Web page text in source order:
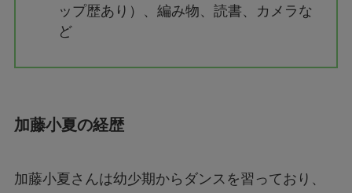
ップ歴あり）、編み物、読書、カメラな
ど
加藤小夏の経歴
加藤小夏さんは幼少期からダンスを習っており、